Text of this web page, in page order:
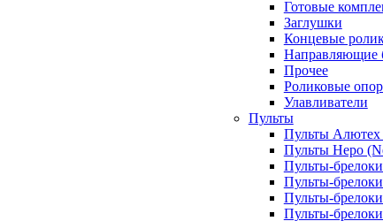
Готовые
Заглушки
Концевые
Направляющие
Прочее
Роликовые
Улавливатели
Пульты
Пульты Алютех
Пульты Неро
Пульты-
Пульты-
Пульты-
Пульты-